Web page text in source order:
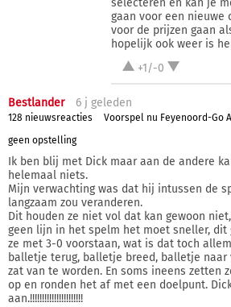
selecteren en kan je
gaan voor een nieuwe
voor de prijzen gaan
hopelijk ook weer is
+1/-0
Bestlander 6 j geleden
128 nieuwsreacties
Voorspel nu Feyenoord-Go
geen opstelling
Ik ben blij met Dick maar aan de andere
helemaal niets.
Mijn verwachting was dat hij intussen de
langzaam zou veranderen.
Dit houden ze niet vol dat kan gewoon
geen lijn in het spelm het moet sneller, dit
ze met 3-0 voorstaan, wat is dat toch
balletje terug, balletje breed, balletje naar
zat van te worden. En soms ineens zetten
op en ronden het af met een doelpunt.
aan.!!!!!!!!!!!!!!!!!!!!!!